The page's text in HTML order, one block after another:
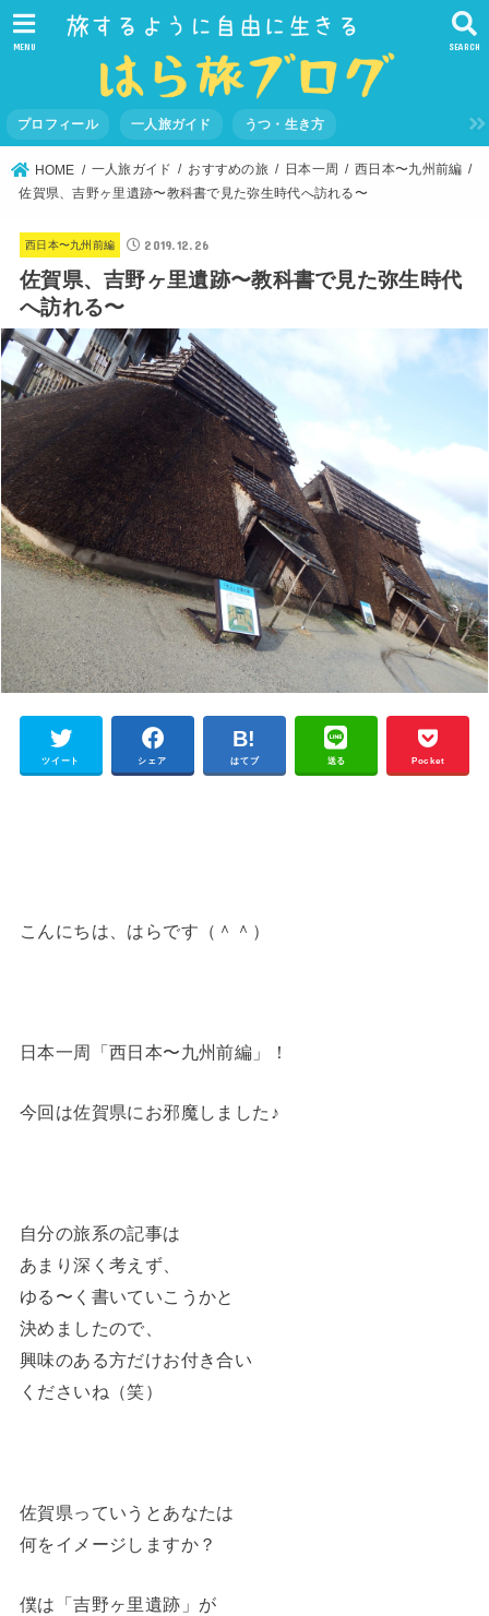
SEARCH
MENU
プロフィール 一人旅ガイド うつ・生き方
HOME 一人旅ガイド おすすめの旅 日本一周
西日本〜九州前編
佐賀県、吉野ヶ里遺跡〜教科書で見た弥生時代へ訪れる〜
西日本〜九州前編 2019.12.26
佐賀県、吉野ヶ里遺跡〜教科書で見た弥生時代
へ訪れる〜
ツイート シェア はてブ 送る Pocket
こんにちは、はらです（＾＾）
日本一周「西日本〜九州前編」！
今回は佐賀県にお邪魔しました♪
自分の旅系の記事は
あまり深く考えず、
ゆる〜く書いていこうかと
決めましたので、
興味のある方だけお付き合い
くださいね（笑）
佐賀県っていうとあなたは
何をイメージしますか？
僕は「吉野ヶ里遺跡」が